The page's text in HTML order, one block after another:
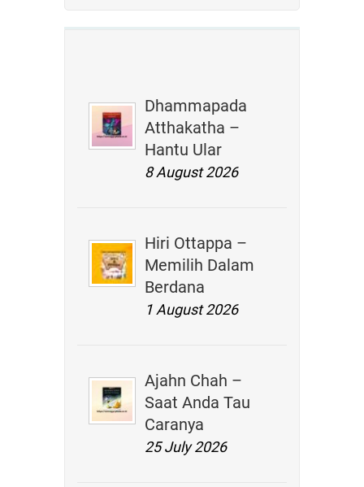
Dhammapada
Atthakatha –
Hantu Ular
8 August 2026
Hiri Ottappa –
Memilih Dalam
Berdana
1 August 2026
Ajahn Chah –
Saat Anda Tau
Caranya
25 July 2026